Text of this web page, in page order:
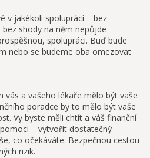
v jakékoli spolupráci – bez
shody na něm nepůjde
spolupráci. Buď bude
nebo se budeme oba omezovat
vás a vašeho lékaře mělo být vaše
poradce by to mělo být vaše
Vy byste měli chtít a váš finanční
– vytvořit dostatečný
co očekáváte. Bezpečnou cestou
rizik.